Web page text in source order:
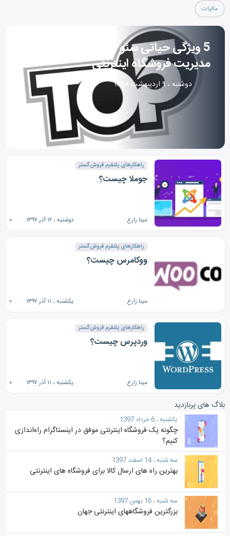
مالیات
5 ویژگی حیاتی سئو برای انتخاب سیستم
مدیریت فروشگاه اینترنتی
دوشنبه ، ۹ اردیبهشت ۱۳۹۸ ۰
راهکارهای پلتفرم فروش‌گستر
جوملا چیست؟
مینا زارع دوشنبه ، ۱۲ آذر ۱۳۹۷ ۰
راهکارهای پلتفرم فروش‌گستر
ووکامرس چیست؟
مینا زارع یکشنبه ، ۱۱ آذر ۱۳۹۷ ۰
راهکارهای پلتفرم فروش‌گستر
وردپرس چیست؟
مینا زارع یکشنبه ، ۱۱ آذر ۱۳۹۷ ۰
بلاگ های پربازدید
یکشنبه ، 6 خرداد 1397
چگونه یک فروشگاه اینترنتی موفق در اینستاگرام راه‌اندازی
کنیم؟
سه شنبه ، 14 اسفند 1397
بهترین راه های ارسال کالا برای فروشگاه‎ های اینترنتی
سه شنبه ، 16 بهمن 1397
بزرگترین فروشگاههای اینترنتی جهان